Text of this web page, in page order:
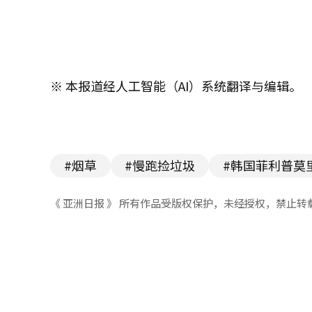
※ 本报道经人工智能（AI）系统翻译与编辑。
#烟草 #慢跑捡垃圾 #韩国菲利普莫
《 亚洲日报 》 所有作品受版权保护，未经授权，禁止转